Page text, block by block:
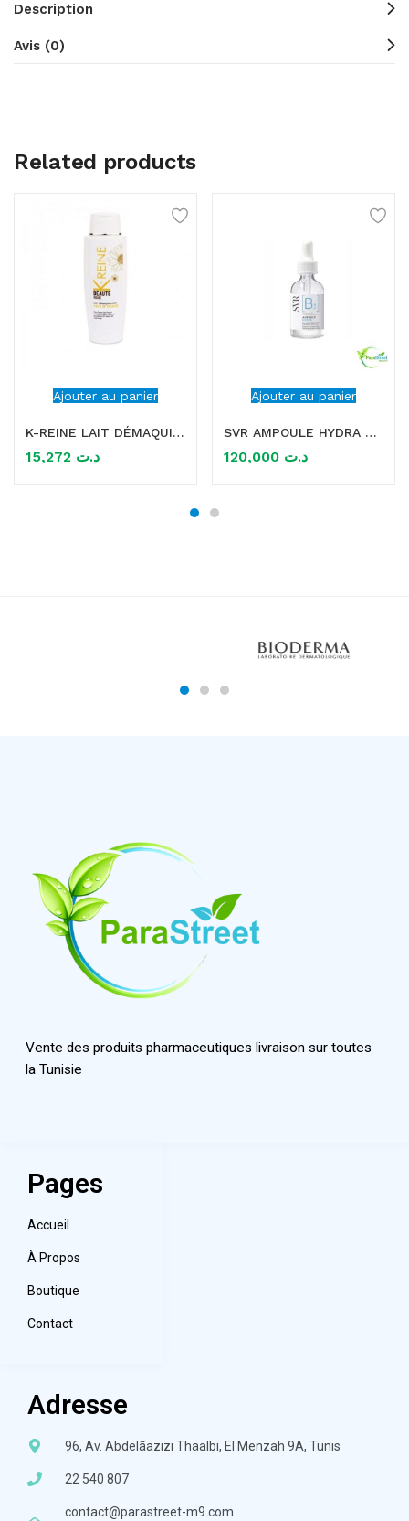
Description
Avis (0)
Related products
Ajouter au panier
K-REINE LAIT DÉMAQUILLANT YEUX ET VISAGE 200 ML
د.ت
Ajouter au panier
SVR AMPOULE HYDRA B 30ML PEAUX SENSIBLES 30ML
د.ت
Vente des produits pharmaceutiques livraison sur toutes
la Tunisie
Pages
Accueil
À Propos
Boutique
Contact
Adresse
96, Av. Abdelãazizi Thäalbi, El Menzah 9A, Tunis
22 540 807
contact@parastreet-m9.com